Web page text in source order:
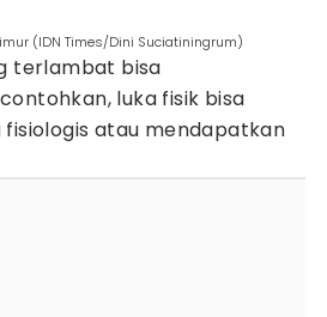
(IDN Times/Dini Suciatiningrum)
terlambat bisa
luka fisik bisa
atau mendapatkan